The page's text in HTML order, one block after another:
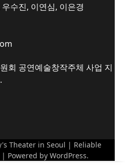
수진, 이연심, 이은경
회 공연예술창작주체 사업 지
Theater in Seoul | Reliable
| Powered by WordPress.